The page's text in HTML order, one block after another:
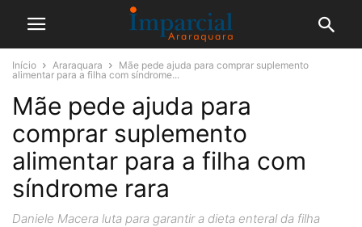
Início Araraquara
Mãe pede ajuda para comprar suplemento
alimentar para a filha com síndrome...
Mãe pede ajuda para
comprar suplemento
alimentar para a filha com
síndrome rara
Daniele Macera luta para garantir a dieta enteral da filha